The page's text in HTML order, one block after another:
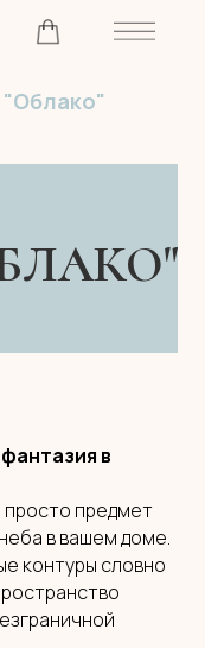
в
предмет
в вашем доме.
контуры словно